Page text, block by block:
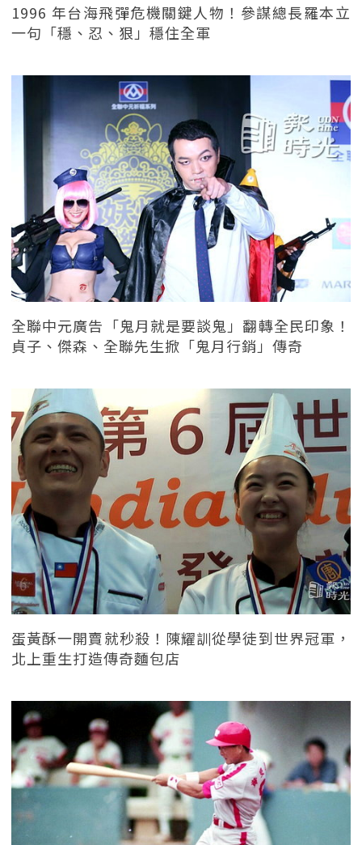
1996 年台海飛彈危機關鍵人物！參謀總長羅本立
一句「穩、忍、狠」穩住全軍
全聯中元廣告「鬼月就是要談鬼」翻轉全民印象！
貞子、傑森、全聯先生掀「鬼月行銷」傳奇
蛋黃酥一開賣就秒殺！陳耀訓從學徒到世界冠軍，
北上重生打造傳奇麵包店